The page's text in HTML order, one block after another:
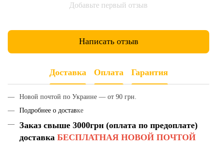
Добавьте первый отзыв
Написать отзыв
Доставка Оплата Гарантия
Новой почтой по Украине — от 90 грн.
Подробнее о доставке
Заказ свыше 3000грн (оплата по предоплате)
доставка БЕСПЛАТНАЯ НОВОЙ ПОЧТОЙ